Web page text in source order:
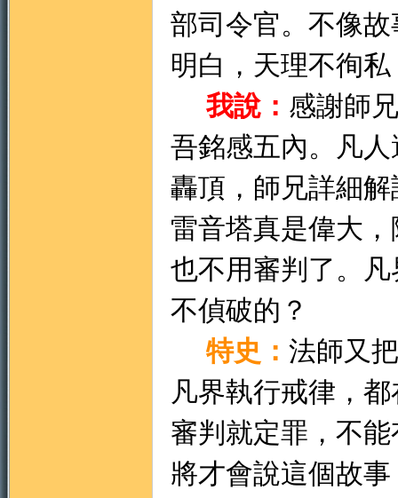
部司令官。不像
明白，天理不徇
我說： 感謝師
吾銘感五內。凡
轟頂，師兄詳細
雷音塔真是偉大
也不用審判了。
不偵破的？
特史： 法師又
凡界執行戒律，
審判就定罪，不
將才會說這個故